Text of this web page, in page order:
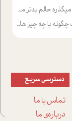
با چه چیز هایی
دسترسی سریع
تماس با ما
درباره‌ی ما